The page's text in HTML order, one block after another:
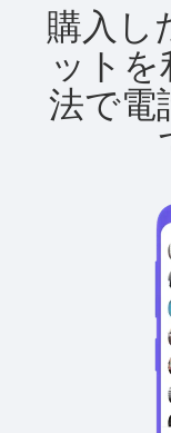
購入し
ット
法で電